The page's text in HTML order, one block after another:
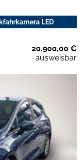
LED
20.900,00 €
ausweisbar